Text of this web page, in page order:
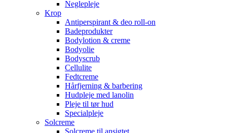
Neglepleje
Krop
Antiperspirant & deo roll-on
Badeprodukter
Bodylotion & creme
Bodyolie
Bodyscrub
Cellulite
Fedtcreme
Hårfjerning & barbering
Hudpleje med lanolin
Pleje til tør hud
Specialpleje
Solcreme
Solcreme til ansigtet